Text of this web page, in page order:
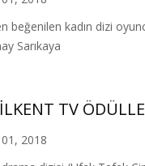
beğenilen kadın dizi
Sarıkaya
TV
2018